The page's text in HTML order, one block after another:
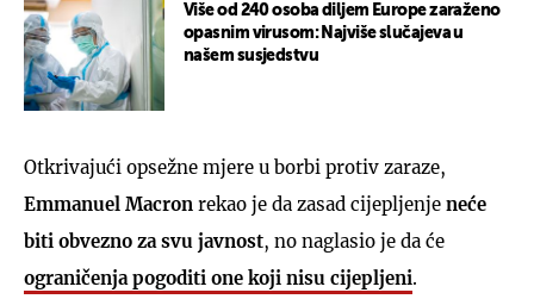
Više od 240 osoba diljem Europe zaraženo
opasnim virusom: Najviše slučajeva u
našem susjedstvu
Otkrivajući opsežne mjere u borbi protiv zaraze,
Emmanuel Macron rekao je da zasad cijepljenje neće
biti obvezno za svu javnost, no naglasio je da će
ograničenja pogoditi one koji nisu cijepljeni.